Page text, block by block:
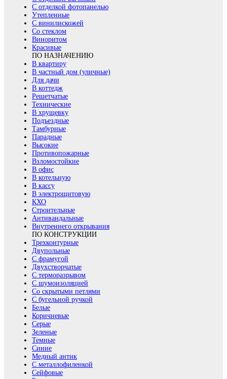
С отделкой фотопанелью
Утепленные
С винилискожей
Со стеклом
Виноритом
Красивые
ПО НАЗНАЧЕНИЮ
В квартиру
В частный дом (уличные)
Для дачи
В коттедж
Решетчатые
Технические
В хрущевку
Подъездные
Тамбурные
Парадные
Высокие
Противопожарные
Взломостойкие
В офис
В котельную
В кассу
В электрощитовую
КХО
Строительные
Антивандальные
Внутреннего открывания
ПО КОНСТРУКЦИИ
Трехконтурные
Двупольные
С фрамугой
Двухстворчатые
С терморазрывом
С шумоизоляцией
Со скрытыми петлями
С бугельной ручкой
Белые
Коричневые
Серые
Зеленые
Темные
Синие
Медный антик
С металлофиленкой
Сейфовые